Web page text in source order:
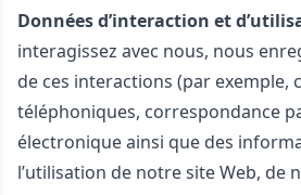
Données d’interaction et
interagissez avec nous, nous
de ces interactions (par exemple,
téléphoniques, correspondance
électronique ainsi que des
l’utilisation de notre site Web, de